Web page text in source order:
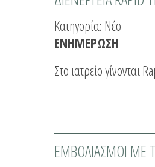
Κατηγορία: Νέο
ΕΝΗΜΕΡΩΣΗ
Στο ιατρείο γίνονται
ΕΜΒΟΛΙΑΣΜΟΙ ΜΕ